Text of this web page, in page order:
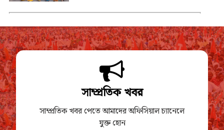
সাম্প্রতিক খবর
সাম্প্রতিক খবর পেতে আমাদের অফিসিয়াল চ্যানেলে
যুক্ত হোন